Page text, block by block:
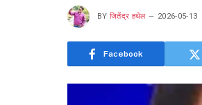
BY जितेंद्र हथेल 2026-05-13
Facebook